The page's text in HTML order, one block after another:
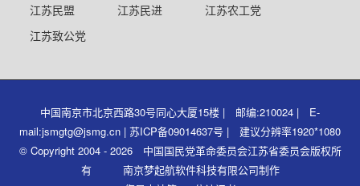
江苏民盟
江苏民进
江苏农工党
江苏致公党
中国南京市北京西路30号同心大厦15楼 | 邮编:210024 | E-
mail:jsmgtg@jsmg.cn | 苏ICP备09014637号 | 建议分辨率1920*1080
© Copyright 2004 - 2026 中国国民党革命委员会江苏省委员会版权所
有 南京梦起航软件科技有限公司制作